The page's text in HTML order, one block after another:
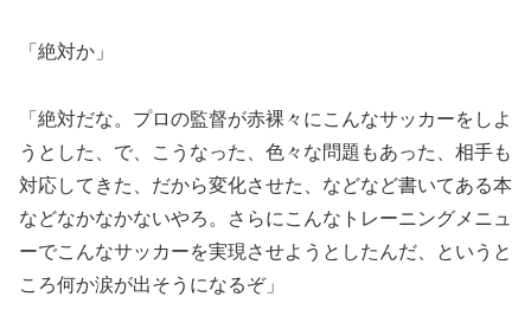
「絶対か」
「絶対だな。プロの監督が赤裸々にこんなサッカーをしよ
うとした、で、こうなった、色々な問題もあった、相手も
対応してきた、だから変化させた、などなど書いてある本
などなかなかないやろ。さらにこんなトレーニングメニュ
ーでこんなサッカーを実現させようとしたんだ、というと
ころ何か涙が出そうになるぞ」